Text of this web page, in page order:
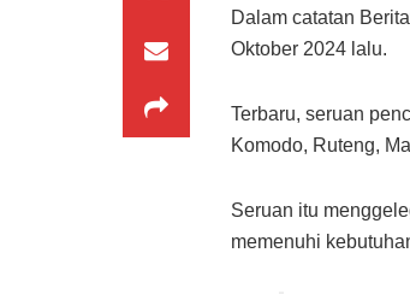
Dalam catatan
Oktober 2024 lalu.
Terbaru, seruan
Komodo, Ruteng,
Seruan itu
memenuhi